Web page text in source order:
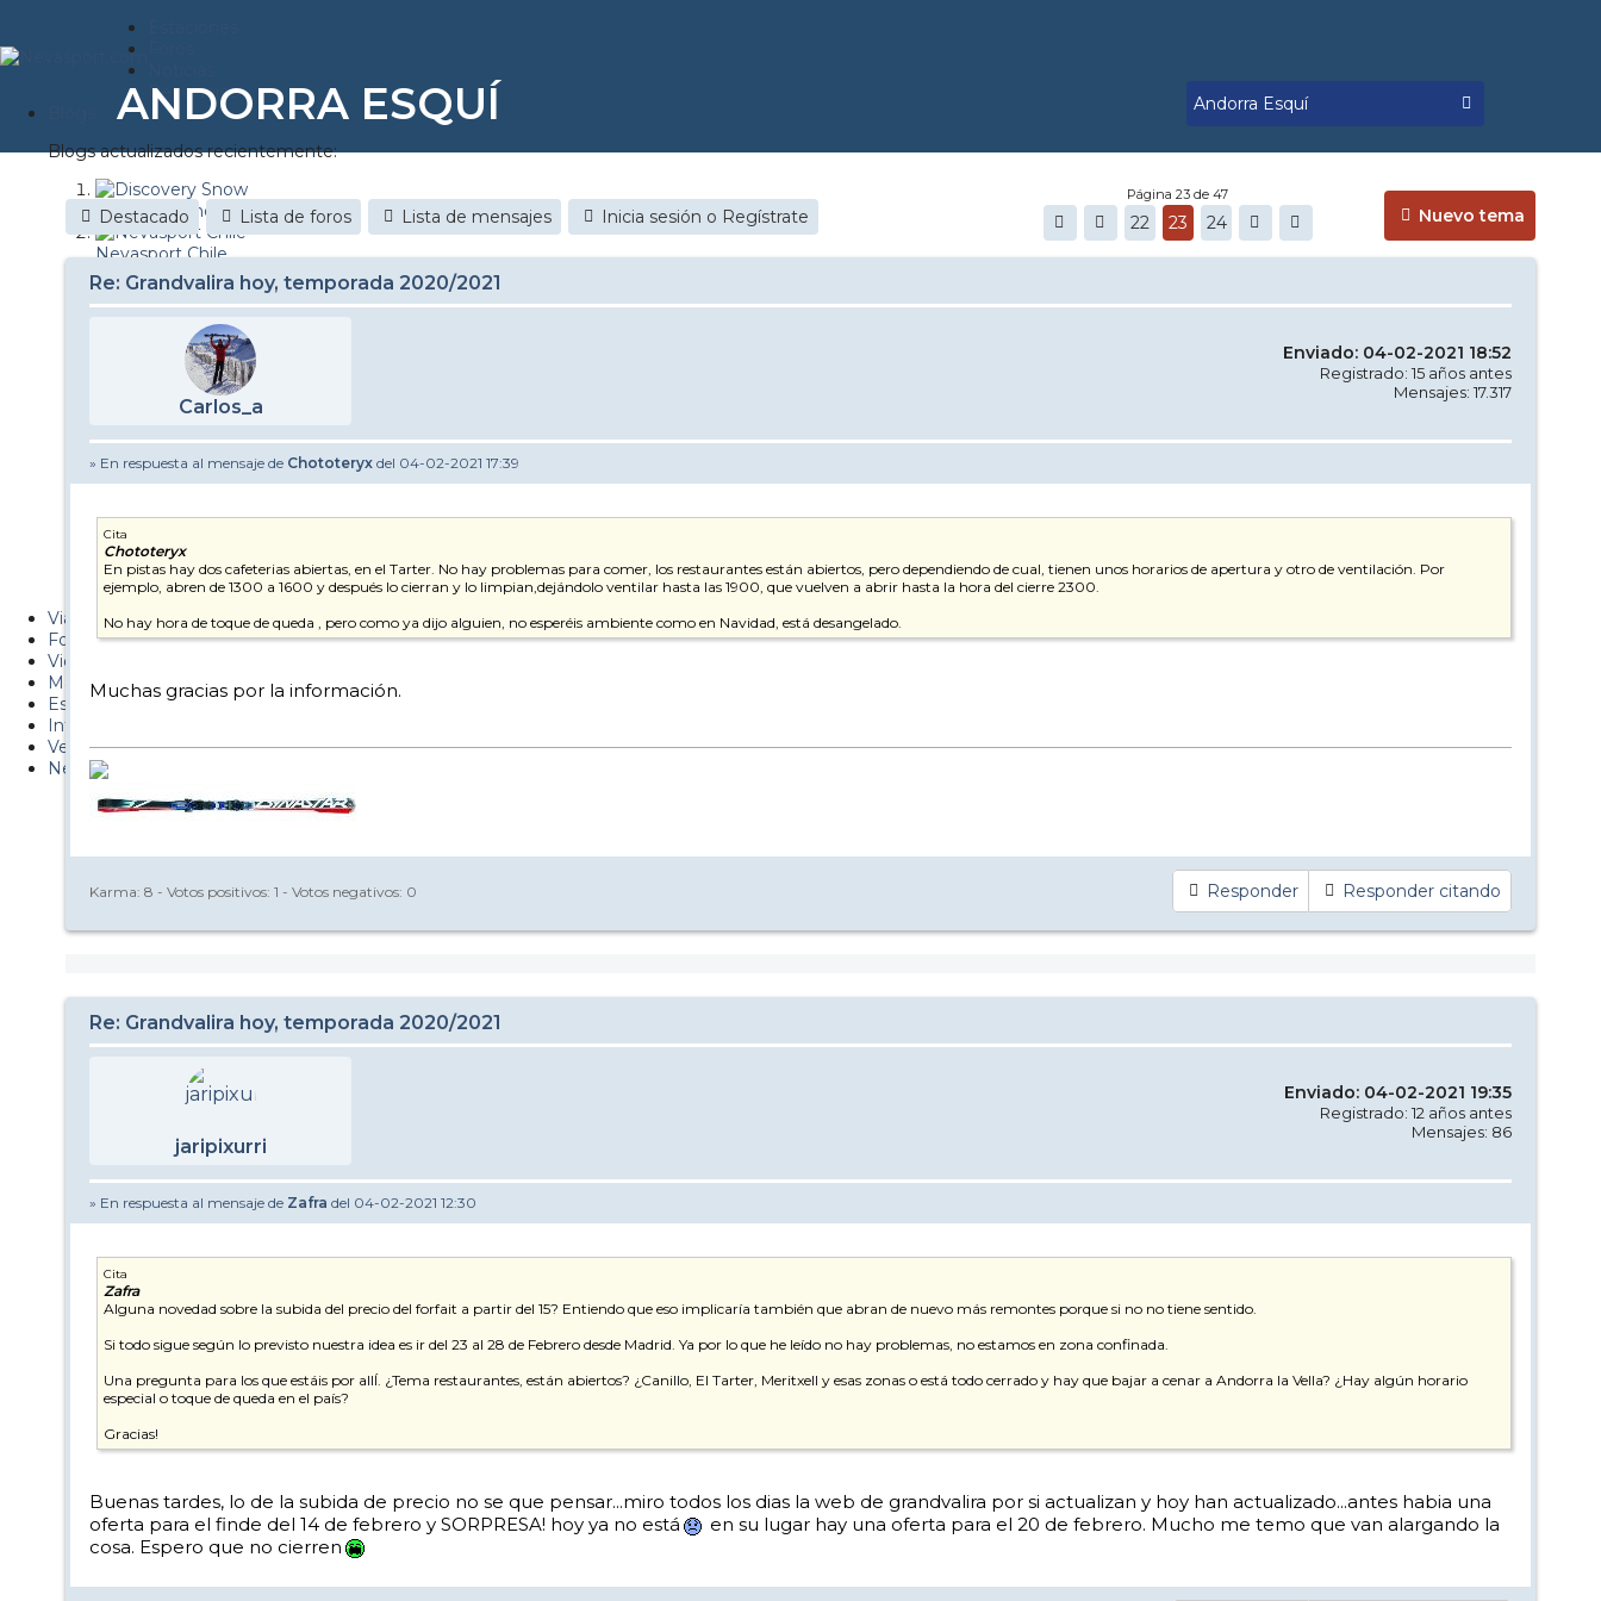
Reportajes
Blogs actualizados recientemente:
Discovery Snow
Nevasport Chile
Esquiaryviajar.com
nevasport blog
Diario de un friki
Metiendo Cantos
PUCAF - Blog
Viajes
Fotos
Videos
Material
Esquí Pro
Infonieve
Verano
Nevalog
ANDORRA ESQUÍ
Nuevo tema
Destacado Lista de foros Lista de mensajes Inicia sesión o Regístrate
Página 23 de 47
22 23 24
Re: Grandvalira hoy, temporada 2020/2021
Carlos_a
Enviado: 04-02-2021 18:52
Registrado: 15 años antes
Mensajes: 17.317
» En respuesta al mensaje de Chototeryx del 04-02-2021 17:39
Cita
Chototeryx
En pistas hay dos cafeterias abiertas, en el Tarter. No hay problemas para comer, los restaurantes están abiertos, pero dependiendo de cual, tienen unos horarios de apertura y otro de ventilación. Por
ejemplo, abren de 1300 a 1600 y después lo cierran y lo limpian,dejándolo ventilar hasta las 1900, que vuelven a abrir hasta la hora del cierre 2300.
No hay hora de toque de queda , pero como ya dijo alguien, no esperéis ambiente como en Navidad, está desangelado.
Muchas gracias por la información.
Responder Responder citando
Karma: 8 - Votos positivos: 1 - Votos negativos: 0
Re: Grandvalira hoy, temporada 2020/2021
jaripixurri
Enviado: 04-02-2021 19:35
Registrado: 12 años antes
Mensajes: 86
» En respuesta al mensaje de Zafra del 04-02-2021 12:30
Cita
Zafra
Alguna novedad sobre la subida del precio del forfait a partir del 15? Entiendo que eso implicaría también que abran de nuevo más remontes porque si no no tiene sentido.
Si todo sigue según lo previsto nuestra idea es ir del 23 al 28 de Febrero desde Madrid. Ya por lo que he leído no hay problemas, no estamos en zona confinada.
Una pregunta para los que estáis por allÍ. ¿Tema restaurantes, están abiertos? ¿Canillo, El Tarter, Meritxell y esas zonas o está todo cerrado y hay que bajar a cenar a Andorra la Vella? ¿Hay algún horario
especial o toque de queda en el país?
Gracias!
Buenas tardes, lo de la subida de precio no se que pensar...miro todos los dias la web de grandvalira por si actualizan y hoy han actualizado...antes habia una
oferta para el finde del 14 de febrero y SORPRESA! hoy ya no está
en su lugar hay una oferta para el 20 de febrero. Mucho me temo que van alargando la
cosa. Espero que no cierren